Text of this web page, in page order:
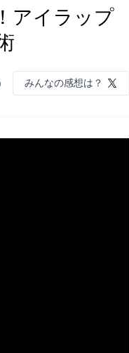
アイラップ
みんなの感想は？